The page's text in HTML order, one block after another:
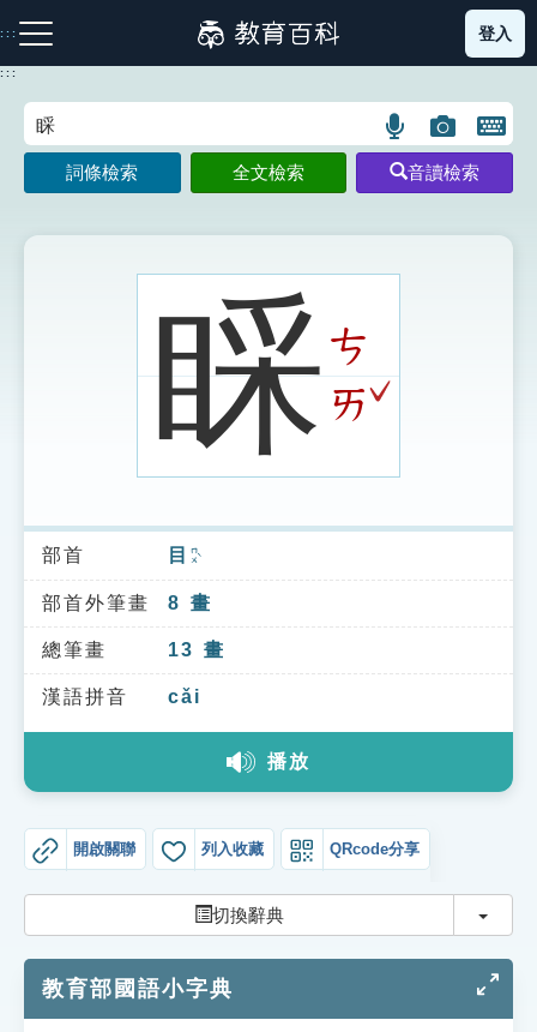
到
主
:::
注音索引圖示 筆畫索引圖示 部首索引表圖示
索引選單
知識索引
單字索引
生命大百科索引
教學應用
貓頭鷹博士
登入
:::
語
言
搜
示
圖
片
搜
開
鍵
圖
詞條檢索 全文檢索 音讀檢索
睬ㄘ
ㄞ ˇ
部首 目 ㄇㄨˋ
部首外筆畫 8 畫
總筆畫 13 畫
漢語拼音 cǎi
播放
開啟關聯 列入收藏 QRcode分享
切換辭典 切換
教育部國語小字典